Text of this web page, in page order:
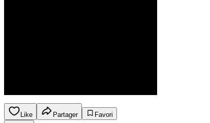
Like Partager
Favori